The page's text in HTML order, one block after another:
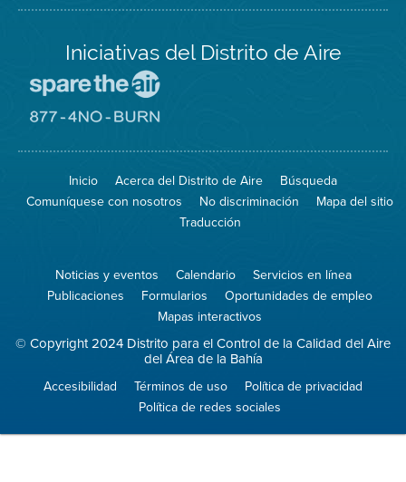
Iniciativas del Distrito de Aire
Spare
Air
el
aire)
sitio
8774
Burn
Inicio Acerca del Distrito de Aire
Búsqueda
Comuníquese con nosotros
No discriminación
Mapa del sitio
Traducción
Noticias y eventos Calendario
Servicios en línea
Publicaciones
Formularios
Oportunidades de empleo
Mapas interactivos
© Copyright 2024 Distrito para el Control de la Calidad del Aire
del Área de la Bahía
Accesibilidad Términos de uso
Política de privacidad
Política de redes sociales